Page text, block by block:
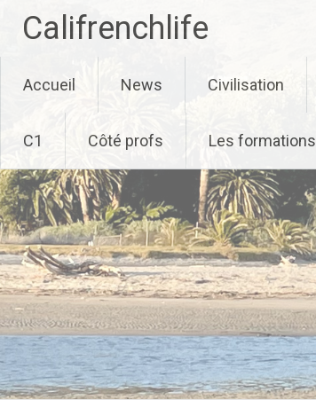
Califrenchlife
to
content
Accueil News Civilisation
C1 Côté profs Les formations